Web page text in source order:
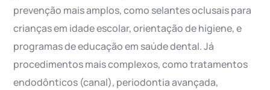
prevenção mais amplos, como selantes oclusais para
crianças em idade escolar, orientação de higiene, e
programas de educação em saúde dental. Já
procedimentos mais complexos, como tratamentos
endodônticos (canal), periodontia avançada,